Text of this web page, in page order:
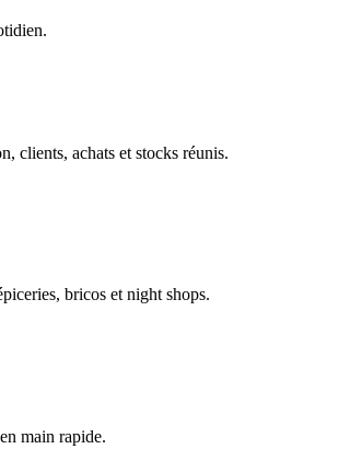
clients, achats et stocks réunis.
bricos et night shops.
main rapide.